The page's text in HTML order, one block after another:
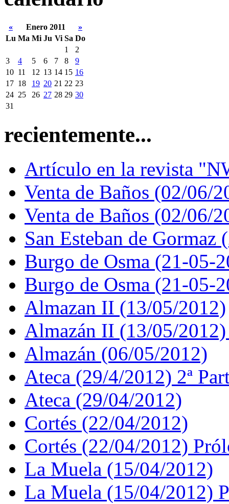
« Enero 2011
»
Lu Ma Mi Ju Vi Sa Do
1
2
3
4 5 6 7 8
9
10 11 12 13 14 15 16
17 18 19 20 21 22 23
24 25 26 27 28 29 30
31
recientemente...
Artículo en la revista
Venta de Baños (02/06/
Venta de Baños (02/06/
San Esteban de Gormaz
Burgo de Osma (21-05-
Burgo de Osma (21-05-
Almazan II (13/05/2012)
Almazán II (13/05/
Almazán (06/05/2012)
Ateca (29/4/2012) 2ª
Ateca (29/04/2012)
Cortés (22/04/2012)
Cortés (22/04/2012)
La Muela (15/04/2012)
La Muela (15/04/2012)